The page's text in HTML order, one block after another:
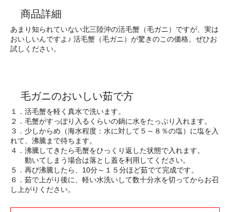
商品詳細
あまり知られていない北三陸沖の活毛蟹（毛ガニ）ですが、実は
おいしいんですよ♪ 活毛蟹（毛ガニ）が驚きのこの価格。ぜひお
試しください。
毛ガニのおいしい茹で方
１．活毛蟹を軽く真水で洗います。
２．毛蟹がすっぽり入るくらいの鍋に水をたっぷり入れます。
３．少しからめ（海水程度：水に対して５～８％の塩）に塩を入
れて、沸騰まで待ちます。
４．沸騰してきたら毛蟹をひっくり返した状態で入れます。
動いてしまう場合は落とし蓋を利用してください。
５．再び沸騰したら、10分～１５分ほど茹でて完成です。
６．茹で上がり後に、軽い水洗いして数十分水を切ってからお召
し上がりください。